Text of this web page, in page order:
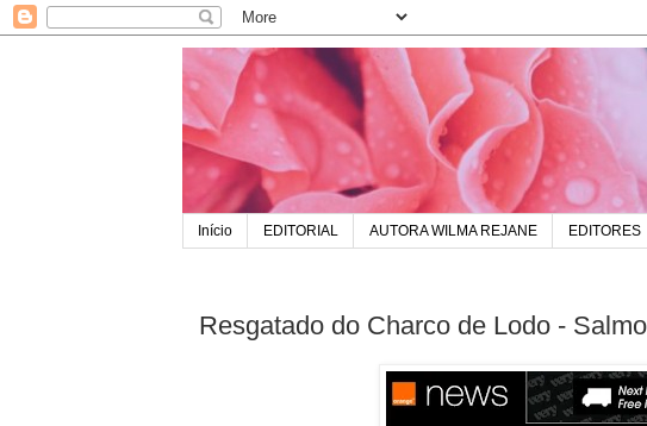
Início EDITORIAL AUTORA WILMA REJANE EDITORES
Resgatado do Charco de Lodo -